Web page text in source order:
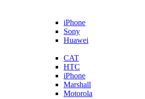
iPhone
Sony
Huawei
CAT
HTC
iPhone
Marshall
Motorola